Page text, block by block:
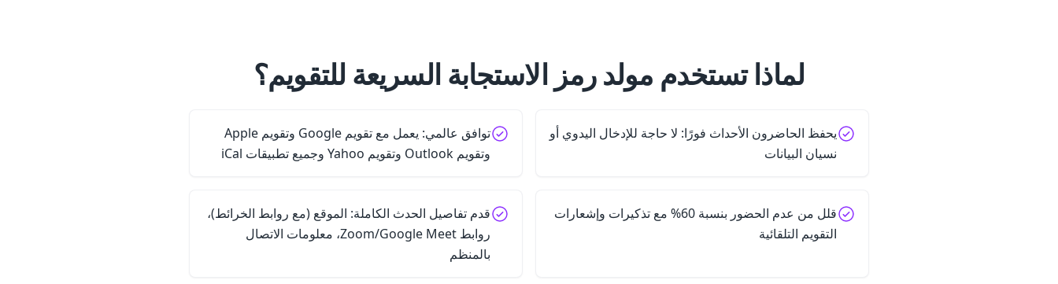
لماذا تستخدم مولد رمز الاستجابة السريعة للتقويم؟
يحفظ الحاضرون الأحداث فورًا: لا حاجة للإدخال اليدوي أو
نسيان البيانات
توافق عالمي: يعمل مع تقويم Google وتقويم Apple
وتقويم Outlook وتقويم Yahoo وجميع تطبيقات iCal
قلل من عدم الحضور بنسبة 60% مع تذكيرات وإشعارات
التقويم التلقائية
قدم تفاصيل الحدث الكاملة: الموقع (مع روابط الخرائط)،
روابط Zoom/Google Meet، معلومات الاتصال
بالمنظم